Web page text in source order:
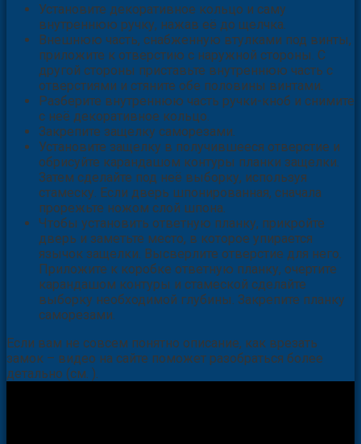
Установите декоративное кольцо и саму
внутреннюю ручку, нажав её до щелчка.
Внешнюю часть, снабженную втулками под винты,
приложите к отверстию с наружной стороны. С
другой стороны приставьте внутреннюю часть с
отверстиями и стяните обе половины винтами.
Разберите внутреннюю часть ручки-кноб и снимите
с неё декоративное кольцо.
Закрепите защелку саморезами.
Установите защелку в получившееся отверстие и
обрисуйте карандашом контуры планки защелки.
Затем сделайте под неё выборку, используя
стамеску. Если дверь шпонированная, сначала
прорежьте ножом слой шпона.
Чтобы установить ответную планку, прикройте
дверь и заметьте место, в которое упирается
язычок защелки. Высверлите отверстие для него.
Приложите к коробке ответную планку, очертите
карандашом контуры и стамеской сделайте
выборку необходимой глубины. Закрепите планку
саморезами.
Если вам не совсем понятно описание, как врезать
замок – видео на сайте поможет разобраться более
детально (см. ).